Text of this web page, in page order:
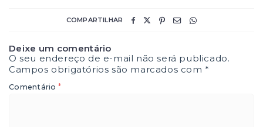
COMPARTILHAR
Deixe um comentário
O seu endereço de e-mail não será publicado.
Campos obrigatórios são marcados com*
Comentário *